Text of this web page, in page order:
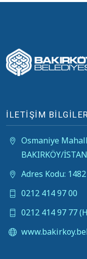
İLETİŞİM
Osmaniye
BAKIRKÖY/
Adres Kodu:
0212 414 97 00
0212 414 97 77